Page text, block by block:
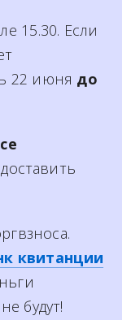
15.30. Если
22 июня до
квитанции
будут!